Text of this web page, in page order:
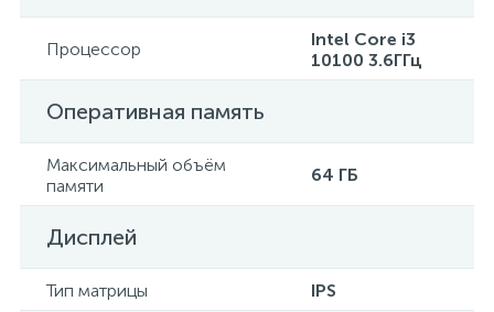
Процессор
Intel Core i3
10100 3.6ГГц
Оперативная память
Максимальный объём
памяти
64 ГБ
Дисплей
Тип матрицы IPS